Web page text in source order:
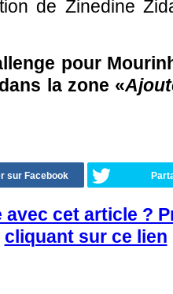
de Zinedine
pour
la zone «
sur Facebook
avec cet article ?
cliquant sur ce lien